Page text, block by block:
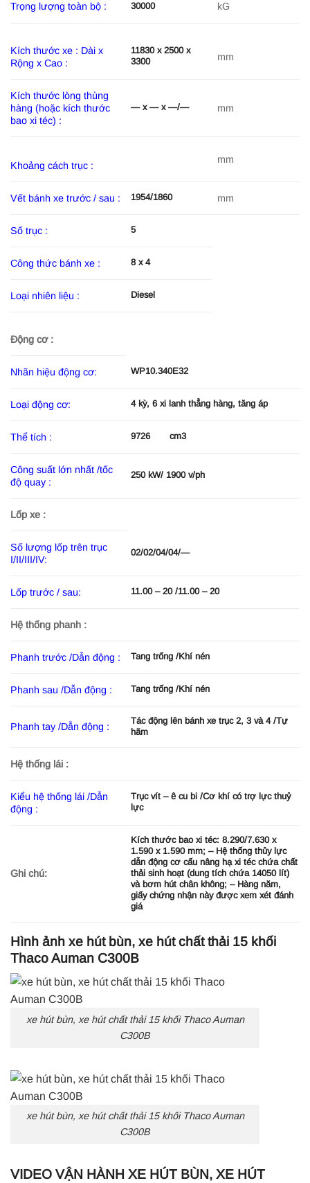
Trọng lượng toàn bộ : 30000 kG
Kích thước xe : Dài x
Rộng x Cao :
11830 x 2500 x
3300
mm
Kích thước lòng thùng
hàng (hoặc kích thước
bao xi téc) :
— x — x —/— mm
Khoảng cách trục :
mm
Vết bánh xe trước / sau : 1954/1860 mm
Số trục : 5
Công thức bánh xe : 8 x 4
Loại nhiên liệu : Diesel
Động cơ :
Nhãn hiệu động cơ: WP10.340E32
Loại động cơ: 4 kỳ, 6 xi lanh thẳng hàng, tăng áp
Thể tích : 9726 cm3
Công suất lớn nhất /tốc
độ quay :
250 kW/ 1900 v/ph
Lốp xe :
Số lượng lốp trên trục
I/II/III/IV:
02/02/04/04/—
Lốp trước / sau: 11.00 – 20 /11.00 – 20
Hệ thống phanh :
Phanh trước /Dẫn động : Tang trống /Khí nén
Phanh sau /Dẫn động : Tang trống /Khí nén
Phanh tay /Dẫn động :
Tác động lên bánh xe trục 2, 3 và 4 /Tự
hãm
Hệ thống lái :
Kiểu hệ thống lái /Dẫn
động :
Trục vít – ê cu bi /Cơ khí có trợ lực thuỷ
lực
Ghi chú:
Kích thước bao xi téc: 8.290/7.630 x
1.590 x 1.590 mm; – Hệ thống thủy lực
dẫn động cơ cấu nâng hạ xi téc chứa chất
thải sinh hoạt (dung tích chứa 14050 lít)
và bơm hút chân không; – Hàng năm,
giấy chứng nhận này được xem xét đánh
giá
Hình ảnh xe hút bùn, xe hút chất thải 15 khối
Thaco Auman C300B
xe hút bùn, xe hút chất thải 15 khối Thaco Auman
C300B
xe hút bùn, xe hút chất thải 15 khối Thaco Auman
C300B
VIDEO VẬN HÀNH XE HÚT BÙN, XE HÚT